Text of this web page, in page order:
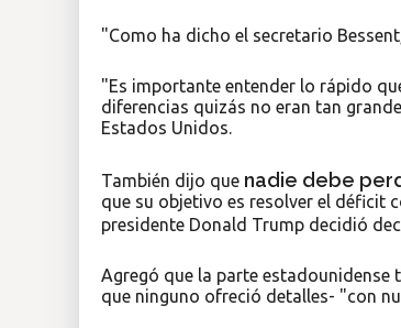
"Como ha dicho el secretario
"Es importante entender lo rápido
diferencias quizás no eran tan
Estados Unidos.
También dijo que nadie debe
que su objetivo es resolver el déficit
presidente Donald Trump decidió
Agregó que la parte estadounidense
que ninguno ofreció detalles- "con